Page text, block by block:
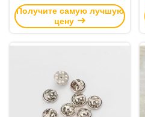
щита Бабочка сцепление с
индивидуальным размером
Получите самую лучшую
цену